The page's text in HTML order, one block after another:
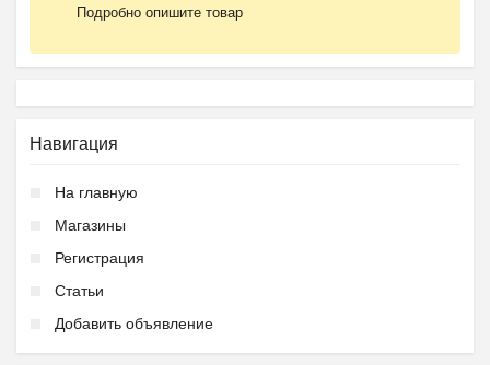
Подробно опишите товар
Навигация
На главную
Магазины
Регистрация
Статьи
Добавить объявление